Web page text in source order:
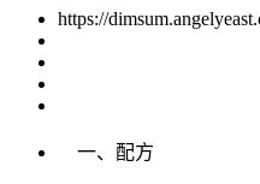
https://
一、配方